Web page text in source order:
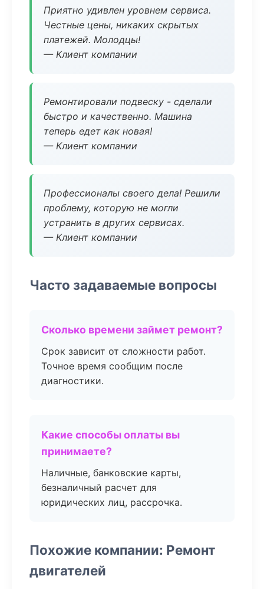
Приятно удивлен уровнем сервиса.
Честные цены, никаких скрытых
платежей. Молодцы!
— Клиент компании
Ремонтировали подвеску - сделали
быстро и качественно. Машина
теперь едет как новая!
— Клиент компании
Профессионалы своего дела! Решили
проблему, которую не могли
устранить в других сервисах.
— Клиент компании
Часто задаваемые вопросы
Сколько времени займет ремонт?
Срок зависит от сложности работ.
Точное время сообщим после
диагностики.
Какие способы оплаты вы
принимаете?
Наличные, банковские карты,
безналичный расчет для
юридических лиц, рассрочка.
Похожие компании: Ремонт
двигателей